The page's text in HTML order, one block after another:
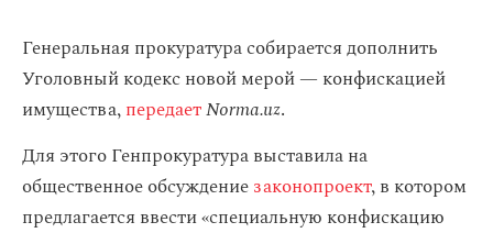
Генеральная прокуратура собирается дополнить
Уголовный кодекс новой мерой — конфискацией
имущества,передаетNorma.uz.
Для этого Генпрокуратура выставила на
общественное обсуждениезаконопроект, в котором
предлагается ввести «специальную конфискацию